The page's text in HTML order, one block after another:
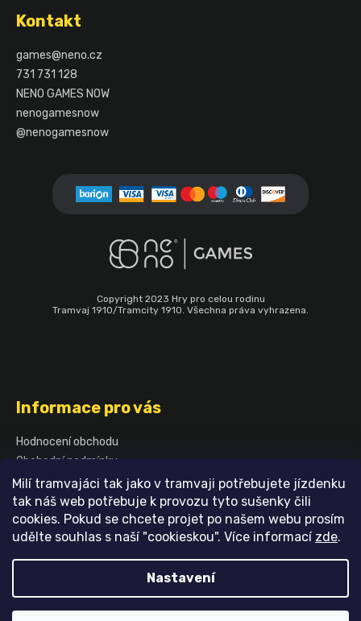
Milí tramvajáci tak jako v tramvaji potřebujete jízdenku
tak náš web potřebuje k provozu tyto sušenky čili
cookies. Pokud se chcete projet po našem webu prosím
udělte souhlas s naší "cookieskou". Více informací zde.
Nastavení
Kontakt
games@neno.cz
731 731 128
NENO GAMES NOW
nenogamesnow
@nenogamesnow
Copyright 2023 Hry pro celou rodinu
Tramvaj 1910/Tramcity 1910. Všechna práva vyhrazena.
Informace pro vás
Hodnocení obchodu
Obchodní podmínky
Podmínky ochrany osobních údajů
Blog
Kontakty
Vytvořil Shoptet